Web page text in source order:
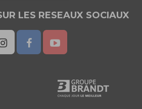
LES RESEAUX SOCIAUX